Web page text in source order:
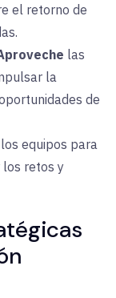
el retorno de
las
la
de
los equipos para
retos y